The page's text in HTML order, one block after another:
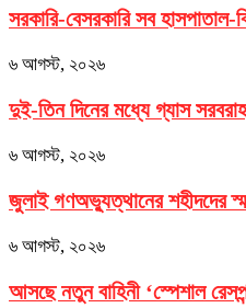
সরকারি-বেসরকারি সব
৬ আগস্ট, ২০২৬
দুই-তিন দিনের মধ্যে গ্যাস
৬ আগস্ট, ২০২৬
জুলাই গণঅভ্যুত্থানের শহীদদের
৬ আগস্ট, ২০২৬
আসছে নতুন বাহিনী ‘স্পেশাল